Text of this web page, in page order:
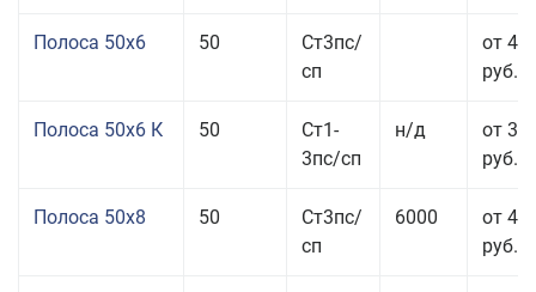
Полоса 50x6 50
Ст3пс/
сп
от 43
руб.
Полоса 50x6 К 50
Ст1-
3пс/сп
н/д
от 35
руб.
Полоса 50x8 50
Ст3пс/
сп
6000
от 43
руб.